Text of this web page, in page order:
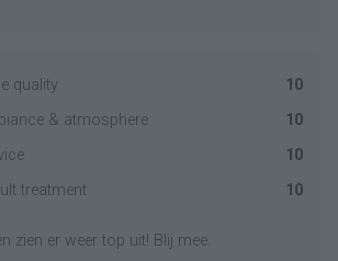
quality
10
& atmosphere
10
10
treatment
10
zien er weer top uit! Blij mee.